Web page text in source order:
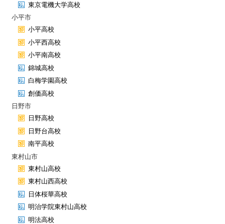
東京電機大学高校
小平市
小平高校
小平西高校
小平南高校
錦城高校
白梅学園高校
創価高校
日野市
日野高校
日野台高校
南平高校
東村山市
東村山高校
東村山西高校
日体桜華高校
明治学院東村山高校
明法高校